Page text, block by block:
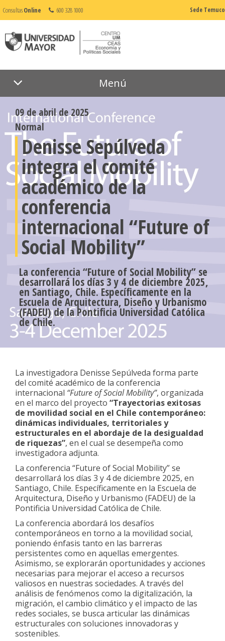
ConsultasOnline 600 328 1000 Sede Temuco
Menú
09 de abril de 2025
Normal
Denisse Sepúlveda
integra el comité
académico de la
conferencia
internacional “Future of
Social Mobility”
La conferencia “Future of Social Mobility” se
desarrollará los días 3 y 4 de diciembre 2025,
en Santiago, Chile. Específicamente en la
Escuela de Arquitectura, Diseño y Urbanismo
(FADEU) de la Pontificia Universidad Católica
de Chile.
La investigadora Denisse Sepúlveda forma parte
del comité académico de la conferencia
internacional “Future of Social Mobility”, organizada
en el marco del proyecto “Trayectorias exitosas
de movilidad social en el Chile contemporáneo:
dinámicas individuales, territoriales y
estructurales en el abordaje de la desigualdad
de riquezas”, en el cual se desempeña como
investigadora adjunta.
La conferencia “Future of Social Mobility” se
desarrollará los días 3 y 4 de diciembre 2025, en
Santiago, Chile. Específicamente en la Escuela de
Arquitectura, Diseño y Urbanismo (FADEU) de la
Pontificia Universidad Católica de Chile.
La conferencia abordará los desafíos
contemporáneos en torno a la movilidad social,
poniendo énfasis tanto en las barreras
persistentes como en aquellas emergentes.
Asimismo, se explorarán oportunidades y acciones
necesarias para mejorar el acceso a recursos
valiosos en nuestras sociedades. A través del
análisis de fenómenos como la digitalización, la
migración, el cambio climático y el impacto de las
redes sociales, se busca articular las dinámicas
estructurales con soluciones innovadoras y
sostenibles.